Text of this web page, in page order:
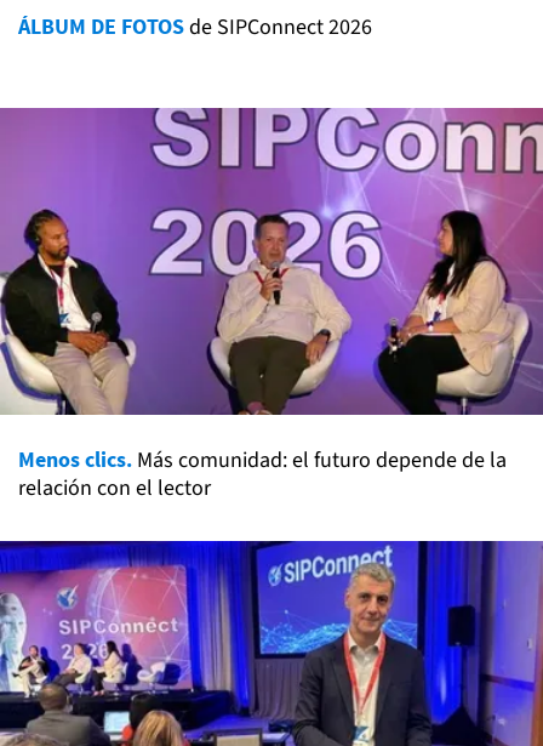
ÁLBUM DE FOTOSde SIPConnect 2026
Menos clics. Más comunidad: el futuro depende de la
relación con el lector